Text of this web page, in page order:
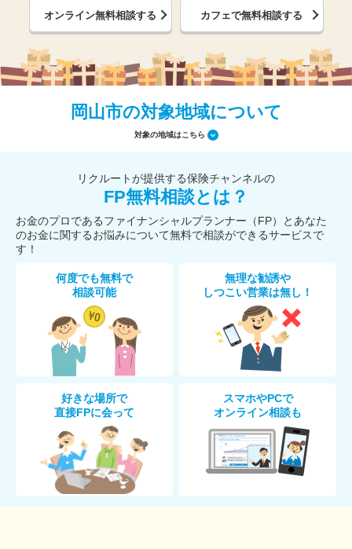
オンライン無料相談する カフェで無料相談する
岡山市の対象地域について
対象の地域はこちら
リクルートが提供する保険チャンネルの
FP無料相談とは？
お金のプロであるファイナンシャルプランナー（FP）とあなた
のお金に関するお悩みについて無料で相談ができるサービスで
す！
何度でも無料で
相談可能
無理な勧誘や
しつこい営業は無し！
好きな場所で
直接FPに会って
スマホやPCで
オンライン相談も